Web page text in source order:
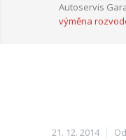
Autoservis
výměna
21. 12. 2014 Od